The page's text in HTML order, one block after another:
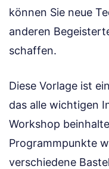
können Sie neue
anderen
schaffen.
Diese Vorlage ist ein
das alle wichtigen
Workshop
Programmpunkte
verschiedene